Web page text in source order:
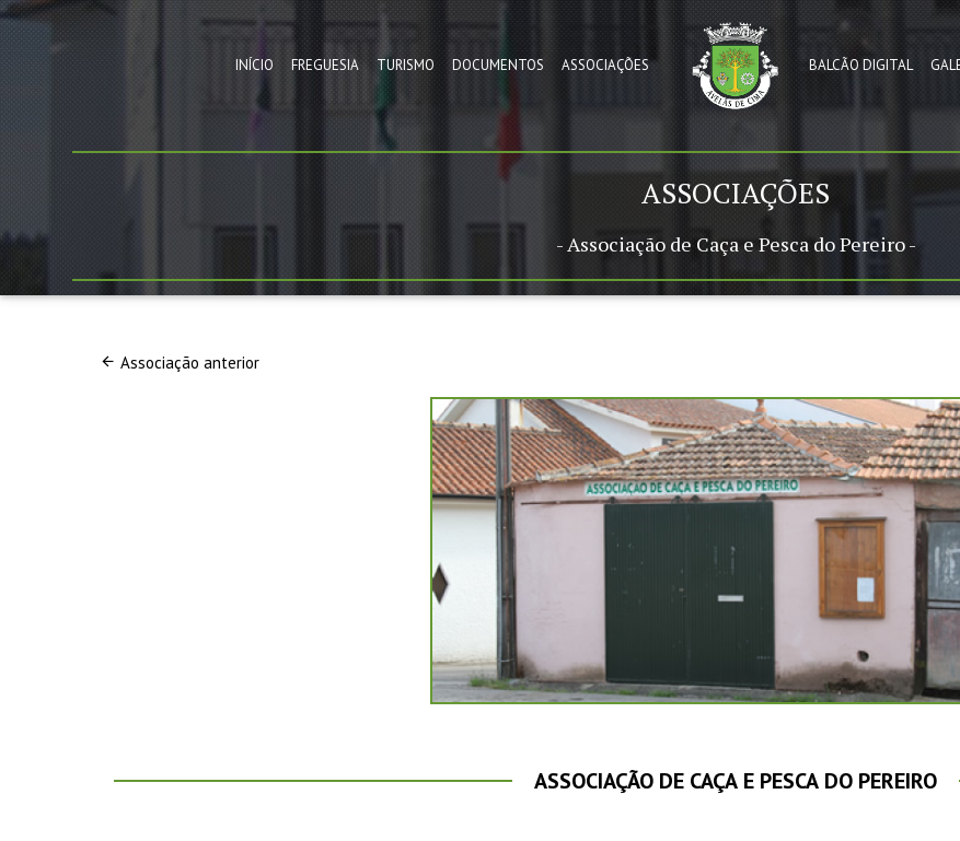
INÍCIO FREGUESIA TURISMO DOCUMENTOS ASSOCIAÇÕES BALCÃO DIGITAL
ASSOCIAÇÕES
- Associação de Caça e Pesca do Pereiro -
Associação anterior
ASSOCIAÇÃO DE CAÇA E PESCA DO PEREIRO